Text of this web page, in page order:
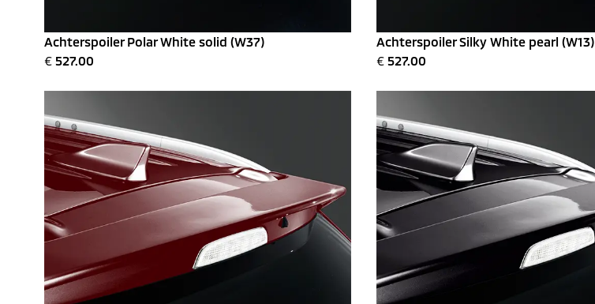
Achterspoiler Polar White solid (W37)
€ 527.00
Achterspoiler Silky White pearl (W13)
€ 527.00